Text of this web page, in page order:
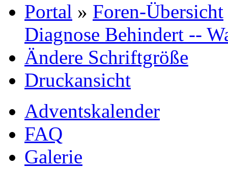
Portal » Foren-Übersicht
Diagnose Behindert --
Ändere Schriftgröße
Druckansicht
Adventskalender
FAQ
Galerie